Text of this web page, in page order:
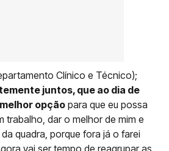
Clínico e Técnico);
juntos, que ao dia de
opção para que eu possa
trabalho, dar o melhor de mim e
quadra, porque fora já o farei
vai ser tempo de reagrupar as